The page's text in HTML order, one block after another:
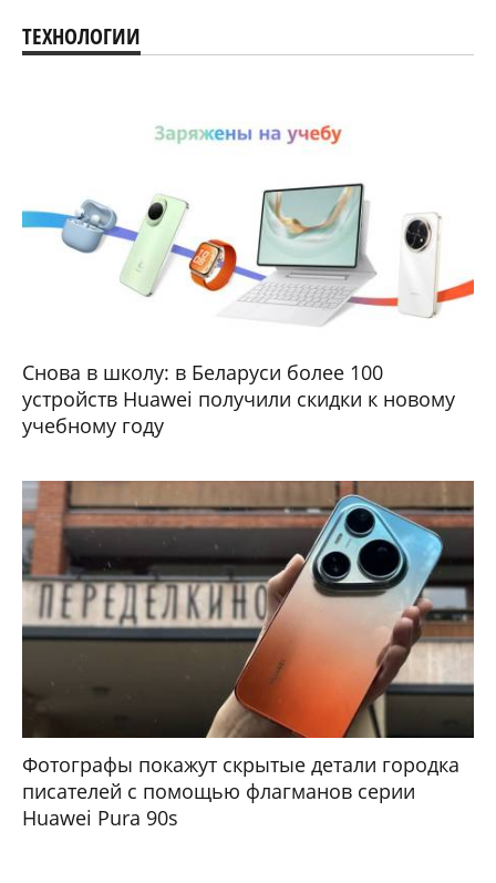
ТЕХНОЛОГИИ
Снова в школу: в Беларуси более 100
устройств Huawei получили скидки к новому
учебному году
Фотографы покажут скрытые детали городка
писателей с помощью флагманов серии
Huawei Pura 90s